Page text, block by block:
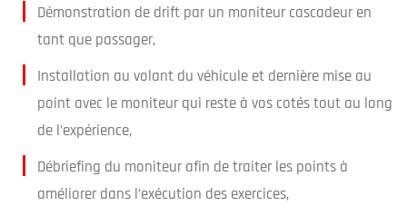
Démonstration de drift par un moniteur cascadeur en
tant que passager,
Installation au volant du véhicule et dernière mise au
point avec le moniteur qui reste à vos cotés tout au long
de l’expérience,
Débriefing du moniteur afin de traiter les points à
améliorer dans l’exécution des exercices,